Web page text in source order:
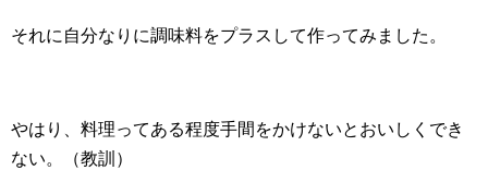
それに自分なりに調味料をプラスして作ってみました。
やはり、料理ってある程度手間をかけないとおいしくでき
ない。（教訓）